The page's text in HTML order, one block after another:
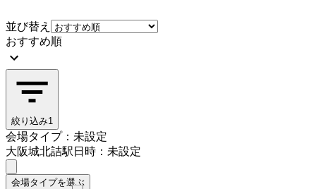
並び替え
おすすめ順
絞り込み1
会場タイプ：未設定
大阪城北詰駅日時：未設定
会場タイプを選ぶ